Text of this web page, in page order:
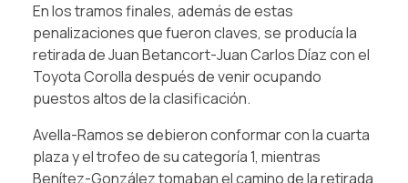
En los tramos finales, además de estas
penalizaciones que fueron claves, se producía la
retirada de Juan Betancort-Juan Carlos Díaz con el
Toyota Corolla después de venir ocupando
puestos altos de la clasificación.
Avella-Ramos se debieron conformar con la cuarta
plaza y el trofeo de su categoría 1, mientras
Benítez-González tomaban el camino de la retirada